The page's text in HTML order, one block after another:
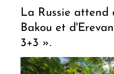
La Russie attend
Bakou et
3+3 ».